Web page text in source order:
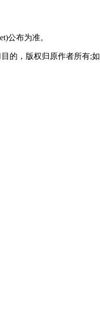
碎片化时间学习，如
此条件，无形中提高了
不超过20分。
注天津成人高考网
公布为准。
的，版权归原作者所有;